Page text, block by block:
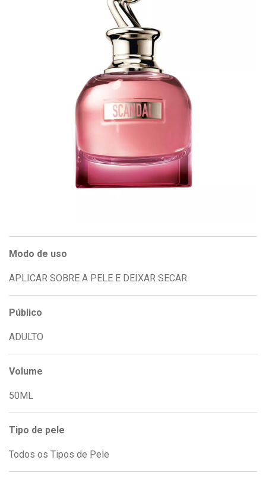
Modo de uso
APLICAR SOBRE A PELE E DEIXAR SECAR
Público
ADULTO
Volume
50ML
Tipo de pele
Todos os Tipos de Pele